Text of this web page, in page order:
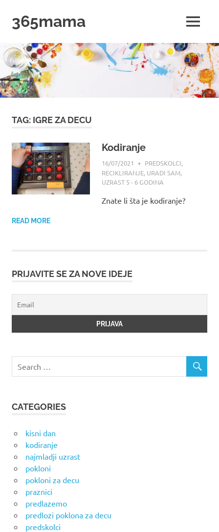
content
365mama MENU
TAG: IGRE ZA DECU
Kodiranje
16/07/2021 MAMA
PREDSKOLCI,
RECIKLIRANJE, URADI SAM,
UZRAST 5 - 6 GODINA
Znate li šta je kodiranje?
READ MORE
PRIJAVITE SE ZA NOVE IDEJE
CATEGORIES
kisni dan
kodiranje
najmladji uzrast
pokloni
pokloni za decu
praznici
predlazemo
predlozi poklona za decu
predskolci